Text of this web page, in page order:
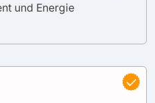
und Energie